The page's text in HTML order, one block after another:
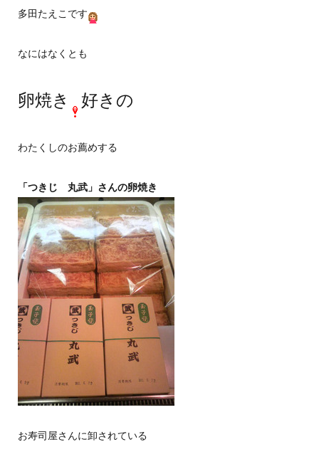
多田たえこです
なにはなくとも
卵焼き 好きの
わたくしのお薦めする
「つきじ 丸武」さんの卵焼き
お寿司屋さんに卸されている